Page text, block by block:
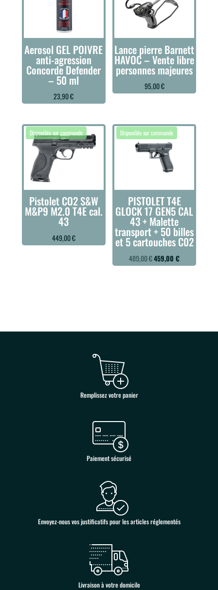
Aerosol GEL POIVRE
anti-agression
Concorde Defender
– 50 ml
23,90€
Lance pierre Barnett
HAVOC – Vente libre
personnes majeures
95,00€
Pistolet CO2 S&W
M&P9 M2.0 T4E cal.
43
449,00€
PISTOLET T4E
GLOCK 17 GEN5 CAL
43 + Malette
transport + 50 billes
et 5 cartouches C02
489,00€Le
459,00€Le
Remplissez votre panier
Paiement sécurisé
Envoyez-nous vos justificatifs pour les articles réglementés
Livraison à votre domicile